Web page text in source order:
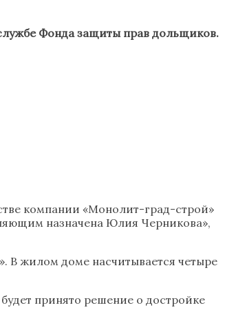
Фонда защиты прав дольщиков.
компании «Монолит-град-строй»
назначена Юлия Черникова»,
В жилом доме насчитывается четыре
принято решение о достройке